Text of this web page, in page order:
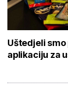
Uštedjeli
aplikaciju za